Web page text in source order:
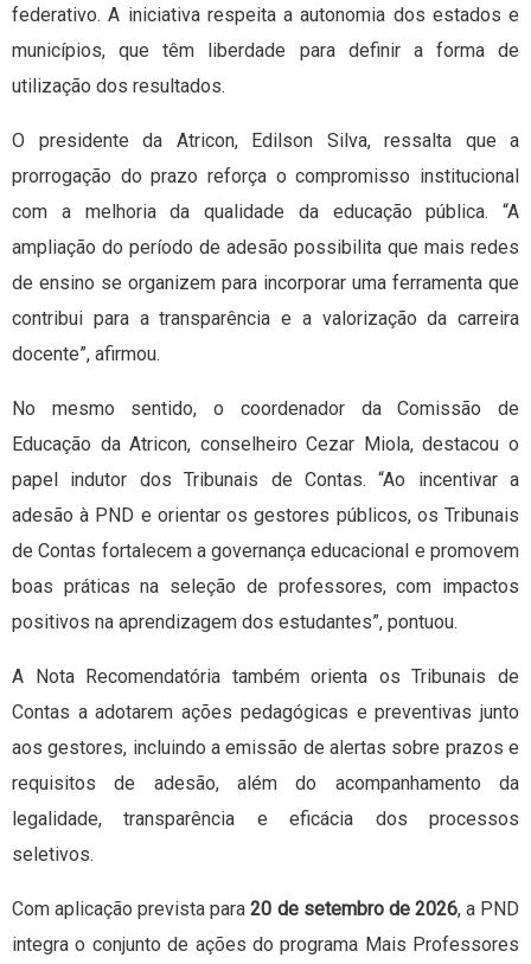
federativo. A iniciativa respeita a autonomia dos estados e
municípios, que têm liberdade para definir a forma de
utilização dos resultados.
O presidente da Atricon, Edilson Silva, ressalta que a
prorrogação do prazo reforça o compromisso institucional
com a melhoria da qualidade da educação pública. “A
ampliação do período de adesão possibilita que mais redes
de ensino se organizem para incorporar uma ferramenta que
contribui para a transparência e a valorização da carreira
docente”, afirmou.
No mesmo sentido, o coordenador da Comissão de
Educação da Atricon, conselheiro Cezar Miola, destacou o
papel indutor dos Tribunais de Contas. “Ao incentivar a
adesão à PND e orientar os gestores públicos, os Tribunais
de Contas fortalecem a governança educacional e promovem
boas práticas na seleção de professores, com impactos
positivos na aprendizagem dos estudantes”, pontuou.
A Nota Recomendatória também orienta os Tribunais de
Contas a adotarem ações pedagógicas e preventivas junto
aos gestores, incluindo a emissão de alertas sobre prazos e
requisitos de adesão, além do acompanhamento da
legalidade, transparência e eficácia dos processos
seletivos.
Com aplicação prevista para20 de setembro de 2026, a PND
integra o conjunto de ações do programa Mais Professores